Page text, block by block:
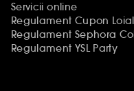
Servicii online
Regulament Cupon
Regulament Sephora
Regulament YSL Party